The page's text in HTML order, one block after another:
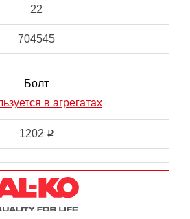
22
704545
Болт
в агрегатах
1202 i